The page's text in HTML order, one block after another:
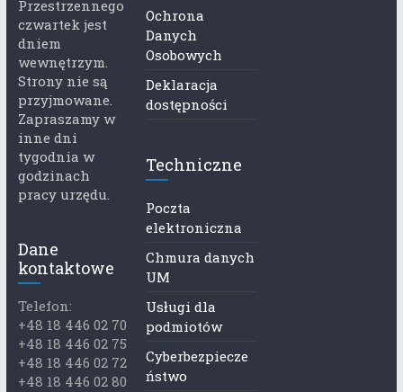
Przestrzennego
czwartek jest
dniem
wewnętrzym.
Strony nie są
przyjmowane.
Zapraszamy w
inne dni
tygodnia w
godzinach
pracy urzędu.
Dane
kontaktowe
Telefon:
+48 18 446 02 70
+48 18 446 02 75
+48 18 446 02 72
+48 18 446 02 80
Ochrona
Danych
Osobowych
Deklaracja
dostępności
Techniczne
Poczta
elektroniczna
Chmura danych
UM
Usługi dla
podmiotów
Cyberbezpiecze
ństwo